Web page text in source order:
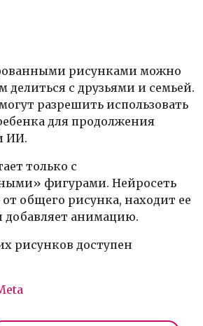
рисунками можно
делиться с друзьями и семьей.
разрешить использовать
для продолжения
ИИ.
только с
фигурами. Нейросеть
общего рисунка, находит ее
добавляет анимацию.
рисунков доступен